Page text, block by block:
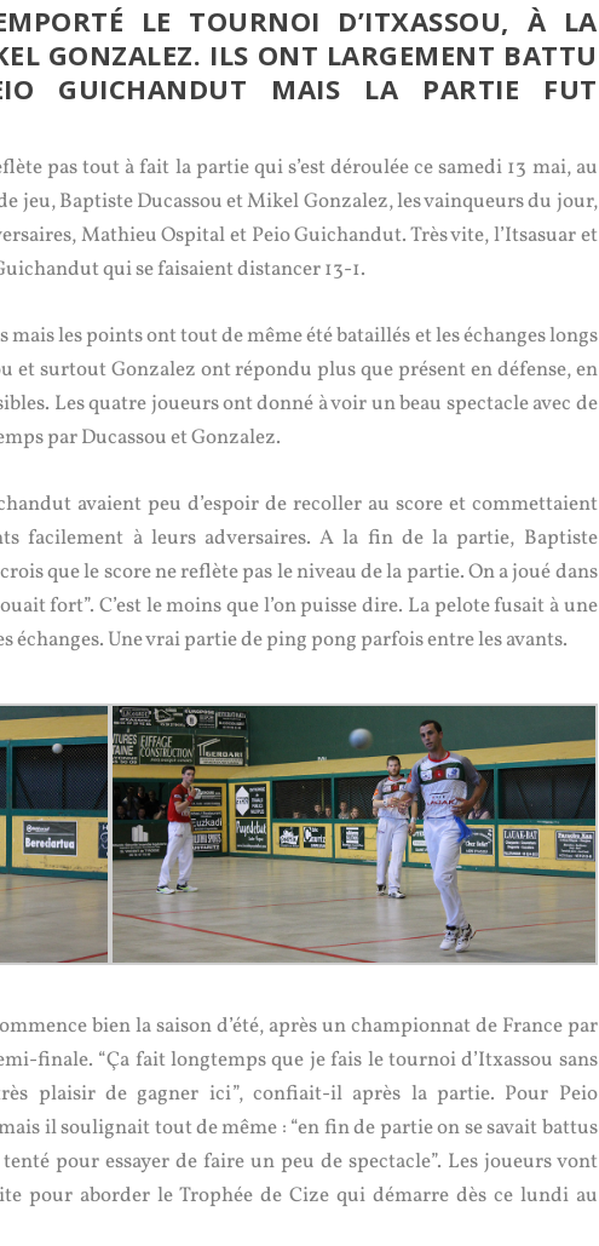
LE TOURNOI D’ITXASSOU, À LA
GONZALEZ. ILS ONT LARGEMENT BATTU
GUICHANDUT MAIS LA PARTIE FUT
pas tout à fait la partie qui s’est déroulée ce samedi 13 mai, au
jeu, Baptiste Ducassou et Mikel Gonzalez, les vainqueurs du jour,
Mathieu Ospital et Peio Guichandut. Très vite, l’Itsasuar et
qui se faisaient distancer 13-1.
les points ont tout de même été bataillés et les échanges longs
et surtout Gonzalez ont répondu plus que présent en défense, en
Les quatre joueurs ont donné à voir un beau spectacle avec de
par Ducassou et Gonzalez.
avaient peu d’espoir de recoller au score et commettaient
facilement à leurs adversaires. A la fin de la partie, Baptiste
que le score ne reflète pas le niveau de la partie. On a joué dans
fort”. C’est le moins que l’on puisse dire. La pelote fusait à une
échanges. Une vrai partie de ping pong parfois entre les avants.
bien la saison d’été, après un championnat de France par
finale. “Ça fait longtemps que je fais le tournoi d’Itxassou sans
plaisir de gagner ici”, confiait-il après la partie. Pour Peio
il soulignait tout de même : “en fin de partie on se savait battus
pour essayer de faire un peu de spectacle”. Les joueurs vont
pour aborder le Trophée de Cize qui démarre dès ce lundi au